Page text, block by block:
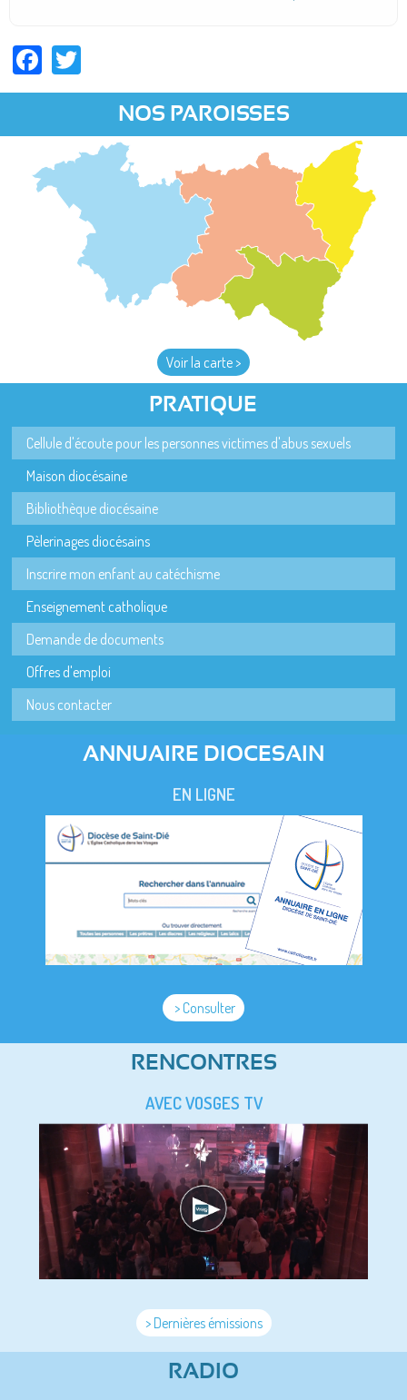
Facebook
NOS PAROISSES
Voir la carte >
PRATIQUE
Cellule d'écoute pour les personnes victimes d'abus sexuels
Maison diocésaine
Bibliothèque diocésaine
Pèlerinages diocésains
Inscrire mon enfant au catéchisme
Enseignement catholique
Demande de documents
Offres d'emploi
Nous contacter
ANNUAIRE DIOCESAIN
EN LIGNE
> Consulter
RENCONTRES
AVEC VOSGES TV
> Dernières émissions
RADIO